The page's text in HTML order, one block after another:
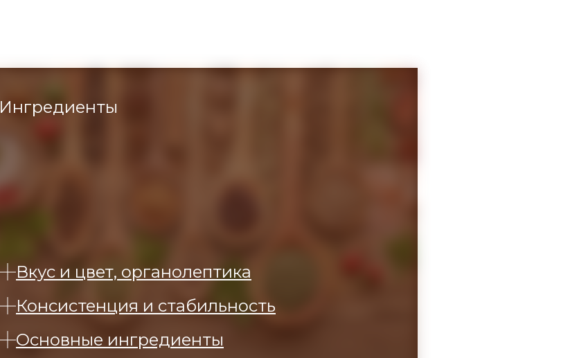
Ингредиенты
Вкус и цвет, органолептика
Консистенция и стабильность
Основные ингредиенты